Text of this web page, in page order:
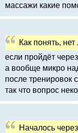
массажи какие
Как понять,
если пройдёт
а вообще микро
после тренировок
так что вопрос
Началось